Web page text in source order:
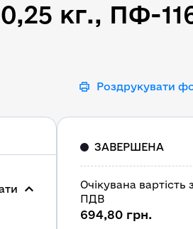
кг., ПФ-
Роздрукувати
ЗАВЕРШЕНА
Очікувана вартість
ПДВ
694,80 грн.